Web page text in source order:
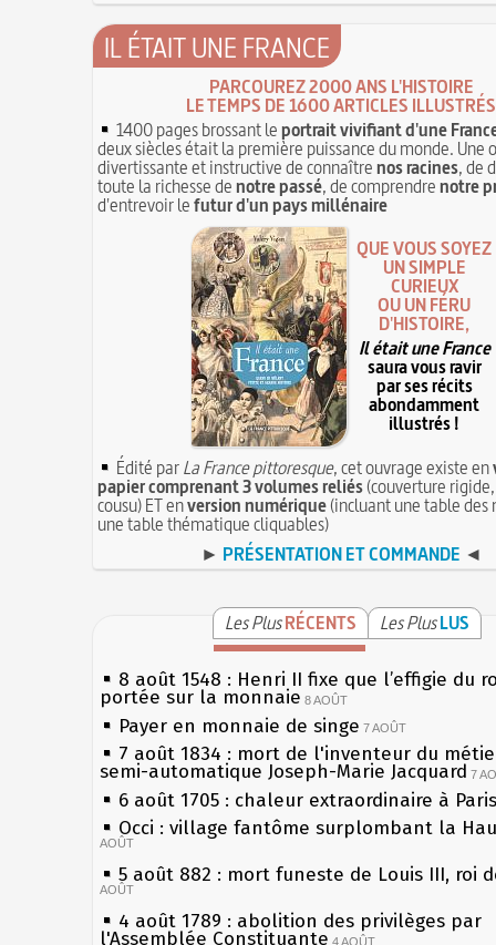
IL ÉTAIT UNE FRANCE
PARCOUREZ 2000 ANS L'HISTOIRE
LE TEMPS DE 1600 ARTICLES ILLUSTRÉS
1400 pages brossant leportrait vivifiant d'une
deux siècles était la première puissance du monde. Une
divertissante et instructive de connaîtrenos racines, de
toute la richesse denotre passé, de comprendrenotre
d'entrevoir lefutur d'un pays millénaire
QUE VOUS SOYEZ
UN SIMPLE
CURIEUX
OU UN FÉRU
D'HISTOIRE,
Il était une France
saura vous ravir
par ses récits
abondamment
illustrés !
Édité parLa France pittoresque, cet ouvrage existe en
papier comprenant 3 volumes reliés(couverture
cousu) ET enversion numérique(incluant une table des
une table thématique cliquables)
► PRÉSENTATION ET COMMANDE ◄
Les PlusRÉCENTS Les PlusLUS
8 août 1548 : Henri II fixe que l’effigie du
portée sur la monnaie 8 AOÛT
Payer en monnaie de singe 7 AOÛT
7 août 1834 : mort de l'inventeur du
semi-automatique Joseph-Marie Jacquard 7
6 août 1705 : chaleur extraordinaire à Paris
Occi : village fantôme surplombant la
AOÛT
5 août 882 : mort funeste de Louis III, roi
AOÛT
4 août 1789 : abolition des privilèges par
l'Assemblée Constituante 4 AOÛT